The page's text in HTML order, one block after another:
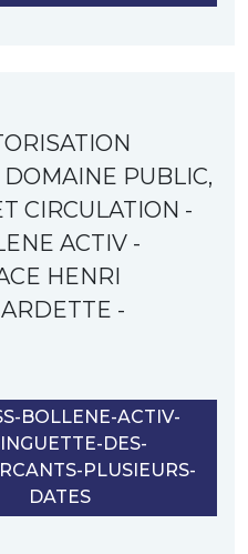
PUBLIC,
CIRCULATION -
ACTIV -
HENRI
-
BOLLENE-ACTIV-
DES-
PLUSIEURS-
DATES